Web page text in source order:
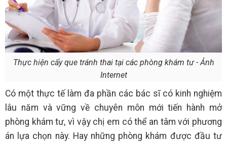
Thực hiện cấy que tránh thai tại các phòng khám tư - Ảnh
Internet
Có một thực tế làm đa phần các bác sĩ có kinh nghiệm
lâu năm và vững về chuyên môn mới tiến hành mở
phòng khám tư, vì vậy chị em có thể an tâm với phương
án lựa chọn này. Hay những phòng khám được đầu tư